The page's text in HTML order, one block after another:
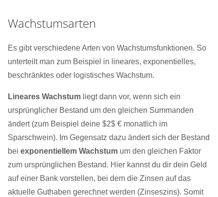
Wachstumsarten
Es gibt verschiedene Arten von Wachstumsfunktionen. So
unterteilt man zum Beispiel in lineares, exponentielles,
beschränktes oder logistisches Wachstum.
Lineares Wachstum liegt dann vor, wenn sich ein
ursprünglicher Bestand um den gleichen Summanden
ändert (zum Beispiel deine $2$ € monatlich im
Sparschwein). Im Gegensatz dazu ändert sich der Bestand
bei exponentiellem Wachstum um den gleichen Faktor
zum ursprünglichen Bestand. Hier kannst du dir dein Geld
auf einer Bank vorstellen, bei dem die Zinsen auf das
aktuelle Guthaben gerechnet werden (Zinseszins). Somit